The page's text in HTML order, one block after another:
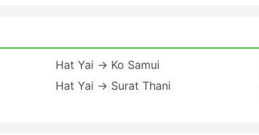
Hat Yai → Ko Samui
Hat Yai → Surat Thani